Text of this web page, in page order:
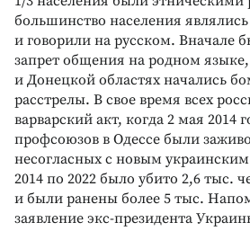
большинство населения
и говорили на русском. Вначале
запрет общения на родном языке,
и Донецкой областях начались
расстрелы. В свое время всех
варварский акт, когда 2 мая 2014
профсоюзов в Одессе были
несогласных с новым
2014 по 2022 было убито 2,6 тыс.
и были ранены более 5 тыс.
заявление экс-президента